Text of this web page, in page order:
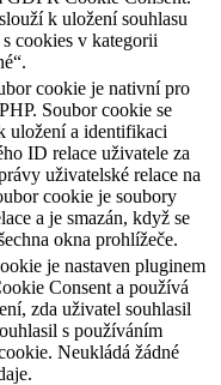
k uložení souhlasu
cookies v kategorii
cookie je nativní pro
Soubor cookie se
uložení a identifikaci
ID relace uživatele za
uživatelské relace na
cookie je soubory
a je smazán, když se
okna prohlížeče.
je nastaven pluginem
Consent a používá
zda uživatel souhlasil
s používáním
Neukládá žádné